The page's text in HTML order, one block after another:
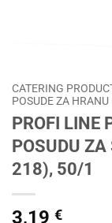
CATERING
POSUDE ZA HRANU
PROFI LINE
POSUDU
218), 50/1
3,19 €